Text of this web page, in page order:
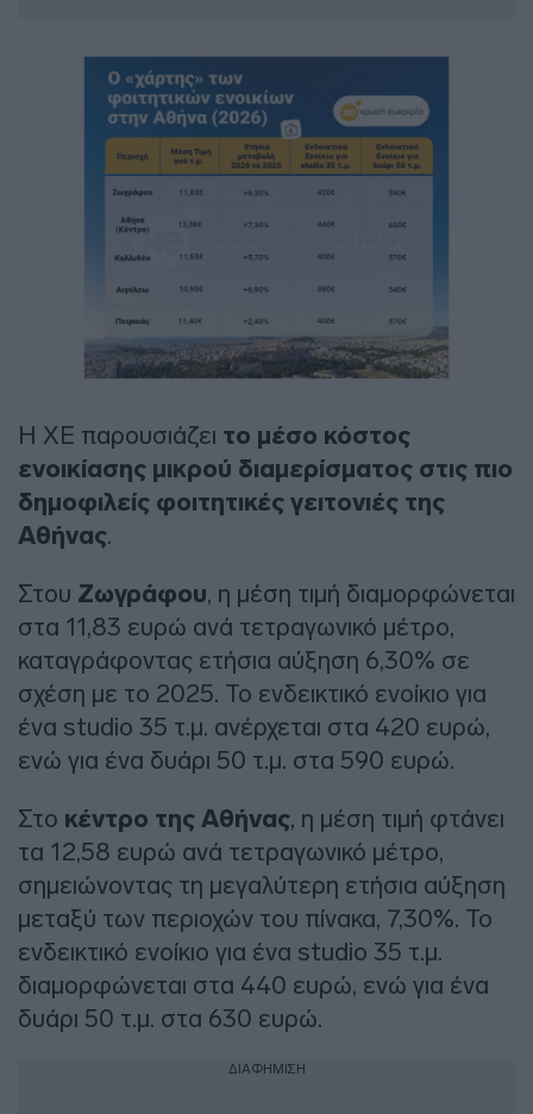
Η ΧΕ παρουσιάζει το μέσο κόστος
ενοικίασης μικρού διαμερίσματος στις πιο
δημοφιλείς φοιτητικές γειτονιές της
Αθήνας.
Στου Ζωγράφου, η μέση τιμή διαμορφώνεται
στα 11,83 ευρώ ανά τετραγωνικό μέτρο,
καταγράφοντας ετήσια αύξηση 6,30% σε
σχέση με το 2025. Το ενδεικτικό ενοίκιο για
ένα studio 35 τ.μ. ανέρχεται στα 420 ευρώ,
ενώ για ένα δυάρι 50 τ.μ. στα 590 ευρώ.
Στο κέντρο της Αθήνας, η μέση τιμή φτάνει
τα 12,58 ευρώ ανά τετραγωνικό μέτρο,
σημειώνοντας τη μεγαλύτερη ετήσια αύξηση
μεταξύ των περιοχών του πίνακα, 7,30%. Το
ενδεικτικό ενοίκιο για ένα studio 35 τ.μ.
διαμορφώνεται στα 440 ευρώ, ενώ για ένα
δυάρι 50 τ.μ. στα 630 ευρώ.
ΔΙΑΦΗΜΙΣΗ